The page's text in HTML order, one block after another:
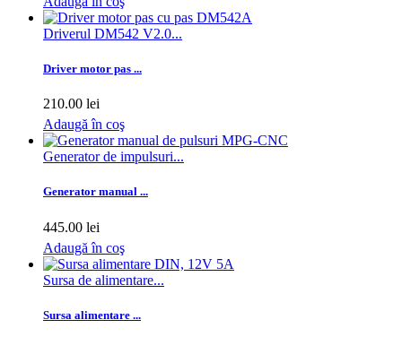
Driverul DM542 V2.0...
Driver motor pas ...
210.00 lei
Adaugă în coş
Generator de impulsuri...
Generator manual ...
445.00 lei
Adaugă în coş
Sursa de alimentare...
Sursa alimentare ...